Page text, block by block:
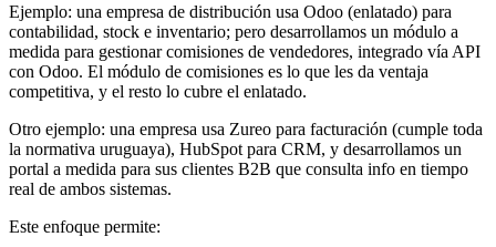
Ejemplo: una empresa de distribución usa Odoo (enlatado) para
contabilidad, stock e inventario; pero desarrollamos un módulo a
medida para gestionar comisiones de vendedores, integrado vía API
con Odoo. El módulo de comisiones es lo que les da ventaja
competitiva, y el resto lo cubre el enlatado.
Otro ejemplo: una empresa usa Zureo para facturación (cumple toda
la normativa uruguaya), HubSpot para CRM, y desarrollamos un
portal a medida para sus clientes B2B que consulta info en tiempo
real de ambos sistemas.
Este enfoque permite: